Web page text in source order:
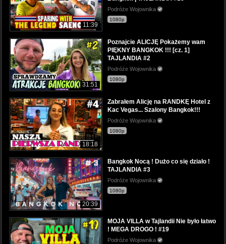
11:39
Podróże Wojownika
1080p
31:51
Poznajcie ALICJĘ Pokażemy wam
PIĘKNY BANGKOK !!! [cz. 1]
TAJLANDIA #2
Podróże Wojownika
1080p
18:18
Zabrałem Alicję na RANDKĘ Hotel z
Kac Vegas... Szalony Bangkok!!!
Podróże Wojownika
1080p
20:39
Bangkok Nocą ! Dużo co się działo !
TAJLANDIA #3
Podróże Wojownika
1080p
MOJA VILLA w Tajlandii Nie było łatwo
! MEGA DROGO ! #19
Podróże Wojownika